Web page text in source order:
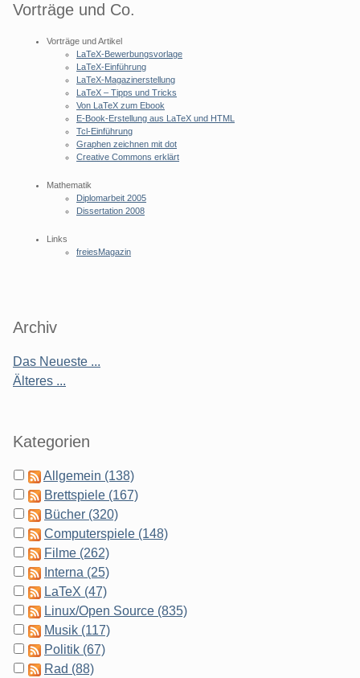
Vorträge und Co.
Vorträge und Artikel
LaTeX-Bewerbungsvorlage
LaTeX-Einführung
LaTeX-Magazinerstellung
LaTeX – Tipps und Tricks
Von LaTeX zum Ebook
E-Book-Erstellung aus LaTeX und HTML
Tcl-Einführung
Graphen zeichnen mit dot
Creative Commons erklärt
Mathematik
Diplomarbeit 2005
Dissertation 2008
Links
freiesMagazin
Archiv
Das Neueste ...
Älteres ...
Kategorien
Allgemein (138)
Brettspiele (167)
Bücher (320)
Computerspiele (148)
Filme (262)
Interna (25)
LaTeX (47)
Linux/Open Source (835)
Musik (117)
Politik (67)
Rad (88)